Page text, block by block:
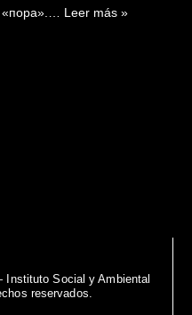
«пора».… Leer más »
Social y Ambiental
reservados.